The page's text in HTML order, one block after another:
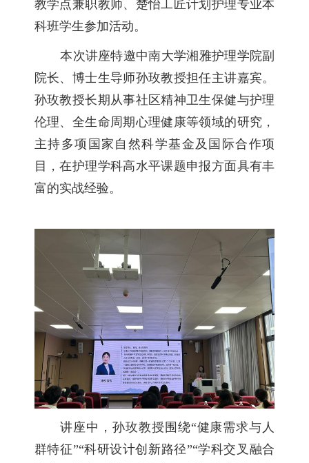
教学点兼职教师、楚怡工匠计划护理专业本
科班学生参加活动。
本次讲座特邀中南大学湘雅护理学院副
院长、博士生导师孙玫教授担任主讲嘉宾。
孙玫教授长期从事社区精神卫生保健与护理
伦理、全生命周期心理健康等领域的研究，
主持多项国家自然科学基金及国际合作项
目，在护理学科高水平课题申报方面具有丰
富的实战经验。
讲座中，孙玫教授围绕“健康需求与人
群特征”“科研设计创新路径”“学科交叉融合